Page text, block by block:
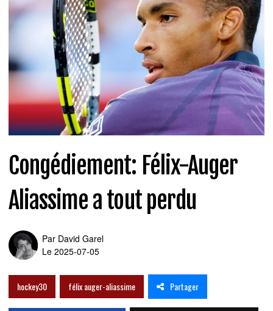
Congédiement: Félix-Auger
Aliassime a tout perdu
Par David Garel
Le 2025-07-05
hockey30 félix auger-aliassime Partager